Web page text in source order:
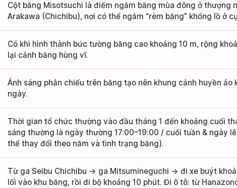
Cột băng Misotsuchi là điểm ngắm băng mùa đông ở thượng
Arakawa (Chichibu), nơi có thể ngắm “rèm băng” khổng lồ ở
Có khi hình thành bức tường băng cao khoảng 10 m, rộng
lại cảnh băng hùng vĩ.
Ánh sáng phản chiếu trên băng tạo nên khung cảnh huyền ảo
ngày.
Thời gian tổ chức thường vào đầu tháng 1 đến khoảng cuối
sáng thường là ngày thường 17:00–19:00 / cuối tuần & ngày
thể thay đổi theo năm và tình trạng băng).
Từ ga Seibu Chichibu → ga Mitsumineguchi → đi xe buýt
lối vào khu băng, rồi đi bộ khoảng 10 phút. Đi ô tô: từ